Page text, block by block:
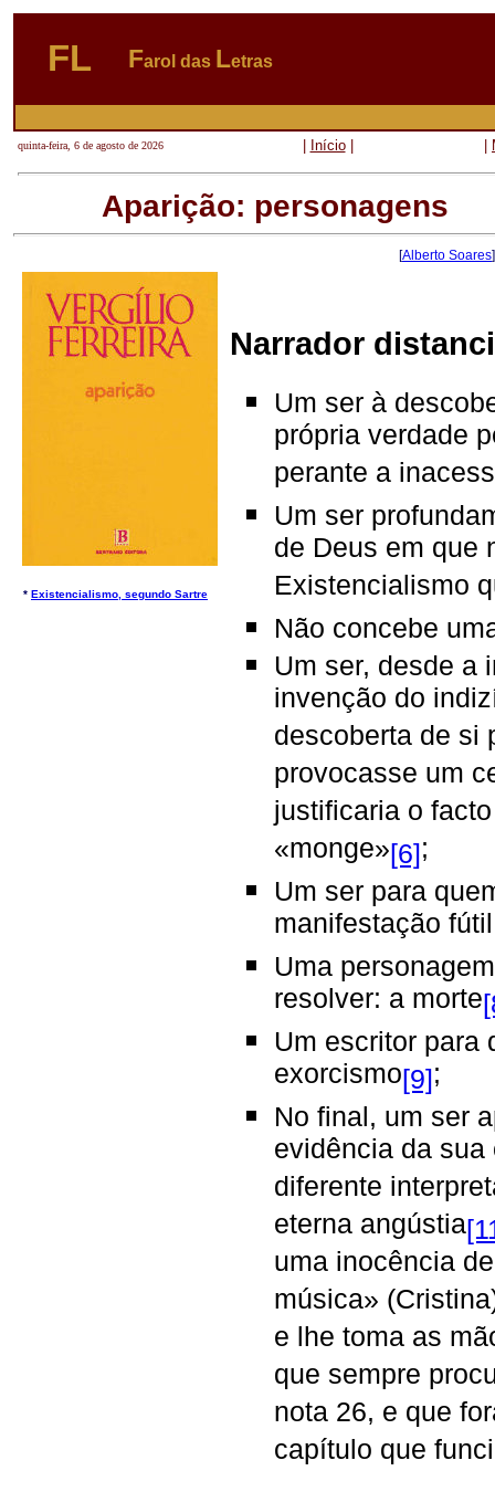
FL Farol das Letras
quinta-feira, 6 de agosto de 2026 Início|
Aparição: personagens
[Alberto Soares
* Existencialismo, segundo Sartre
Narrador
Um ser à
própria verdade
perante a
Um ser
de Deus em que
Existencialismo
Não concebe
Um ser, desde a
invenção do
descoberta de si
provocasse um
justificaria o
«monge»[6] ;
Um ser para
manifestação
Uma
resolver: a morte
Um escritor para
exorcismo[9] ;
No final, um ser
evidência da sua
diferente
eterna angústia
uma inocência
música»
e lhe toma as
que sempre
nota 26, e que
capítulo que